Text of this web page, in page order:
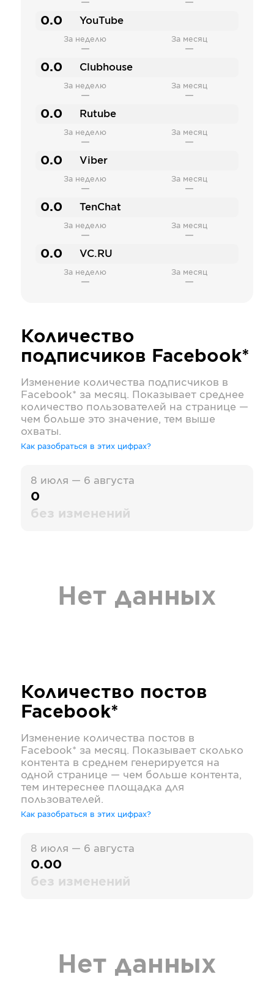
— —
0.0 YouTube
За неделю
—
За месяц
—
0.0 Clubhouse
За неделю
—
За месяц
—
0.0 Rutube
За неделю
—
За месяц
—
0.0 Viber
За неделю
—
За месяц
—
0.0 TenChat
За неделю
—
За месяц
—
0.0 VC.RU
За неделю
—
За месяц
—
Количество
подписчиков Facebook*
Изменение количества подписчиков в
Facebook* за месяц. Показывает среднее
количество пользователей на странице —
чем больше это значение, тем выше
охваты.
Как разобраться в этих цифрах?
8 июля — 6 августа
0
без изменений
Нет данных
Количество постов
Facebook*
Изменение количества постов в
Facebook* за месяц. Показывает сколько
контента в среднем генерируется на
одной странице — чем больше контента,
тем интереснее площадка для
пользователей.
Как разобраться в этих цифрах?
8 июля — 6 августа
0.00
без изменений
Нет данных